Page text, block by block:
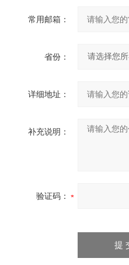
常用邮箱：
省份：
详细地址：
补充说明：
验证码：